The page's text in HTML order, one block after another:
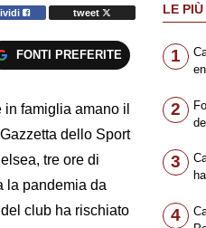
tweet
FONTI PREFERITE
famiglia amano il
dello Sport
tre ore di
la pandemia da
club ha rischiato
LE
1
2
3
4